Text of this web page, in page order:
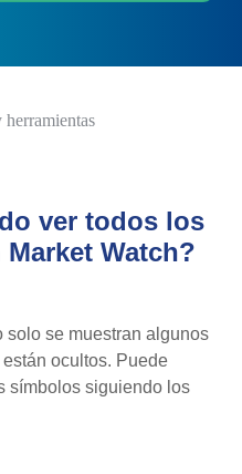
ver todos los
Watch?
solo se muestran algunos
ocultos. Puede
símbolos siguiendo los